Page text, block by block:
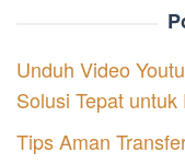
Unduh Video
Solusi Tepat
Tips Aman